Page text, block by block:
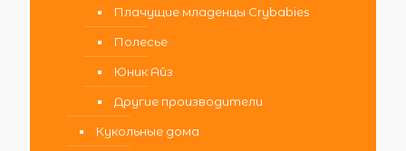
Плачущие младенцы Crybabies
Полесье
Юник Айз
Другие производители
Кукольные дома